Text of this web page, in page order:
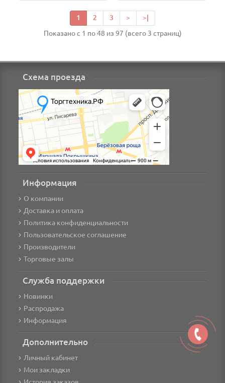
1 2 3 >
>|
Показано с 1 по 48 из 97 (всего 3 страниц)
Схема проезда
Информация
О компании
Доставка и оплата
Политика конфиденциальности
Пользовательское соглашение
Производители
Торговые залы
Служба поддержки
Новинки
Распродажа
Информация
Дополнительно
Личный кабинет
Мои закладки